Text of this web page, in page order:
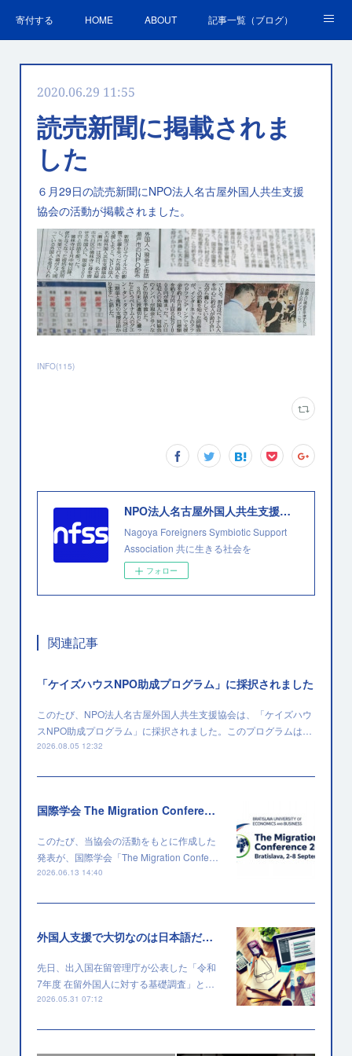
寄付する HOME ABOUT 記事一覧（ブログ）
ＳＤＧｓの取組 お問合せ
2020.06.29 11:55
読売新聞に掲載されま
した
６月29日の読売新聞にNPO法人名古屋外国人共生支援
協会の活動が掲載されました。
INFO(115)
NPO法人名古屋外国人共生支援協会
Nagoya Foreigners Symbiotic Support
Association 共に生きる社会を
フォロー
関連記事
「ケイズハウスNPO助成プログラム」に採択されました
このたび、NPO法人名古屋外国人共生支援協会は、「ケイズハウ
スNPO助成プログラム」に採択されました。このプログラムは…
2026.08.05 12:32
国際学会 The Migration Conference 2026 に採択されました
このたび、当協会の活動をもとに作成した
発表が、国際学会「The Migration Confe…
2026.06.13 14:40
外国人支援で大切なのは日本語だけではない
先日、出入国在留管理庁が公表した「令和
7年度 在留外国人に対する基礎調査」と…
2026.05.31 07:12